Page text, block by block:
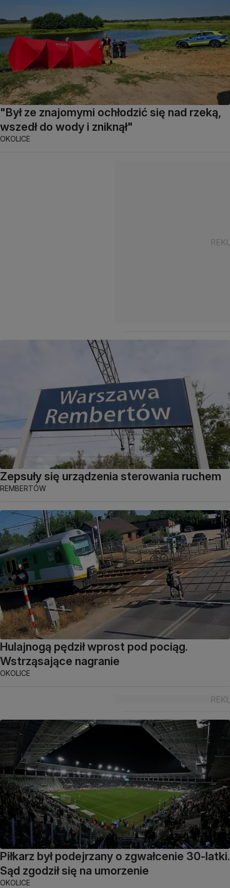
"Był ze znajomymi ochłodzić się nad rzeką,
wszedł do wody i zniknął"
OKOLICE
Zepsuły się urządzenia sterowania ruchem
REMBERTÓW
Hulajnogą pędził wprost pod pociąg.
Wstrząsające nagranie
OKOLICE
Piłkarz był podejrzany o zgwałcenie 30-latki.
Sąd zgodził się na umorzenie
OKOLICE